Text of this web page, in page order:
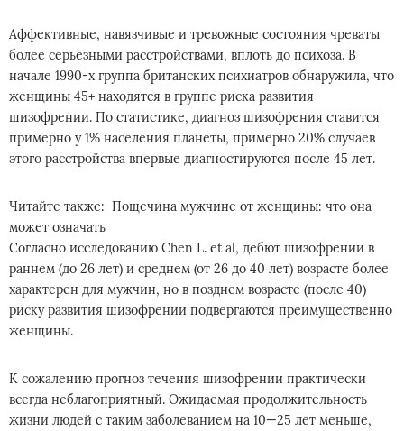
Аффективные, навязчивые и тревожные состояния чреваты
более серьезными расстройствами, вплоть до психоза. В
начале 1990-х группа британских психиатров обнаружила, что
женщины 45+ находятся в группе риска развития
шизофрении. По статистике, диагноз шизофрения ставится
примерно у 1% населения планеты, примерно 20% случаев
этого расстройства впервые диагностируются после 45 лет.
Читайте также: Пощечина мужчине от женщины: что она
может означать
Согласно исследованию Chen L. et al, дебют шизофрении в
раннем (до 26 лет) и среднем (от 26 до 40 лет) возрасте более
характерен для мужчин, но в позднем возрасте (после 40)
риску развития шизофрении подвергаются преимущественно
женщины.
К сожалению прогноз течения шизофрении практически
всегда неблагоприятный. Ожидаемая продолжительность
жизни людей с таким заболеванием на 10—25 лет меньше,